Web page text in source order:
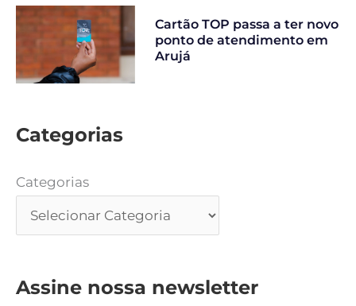
Cartão TOP passa a ter novo
ponto de atendimento em
Arujá
Categorias
Categorias
Assine nossa newsletter